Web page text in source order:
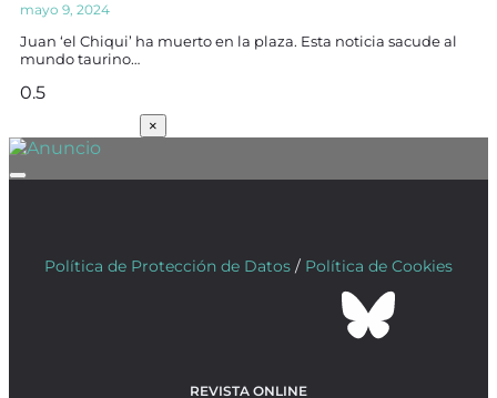
mayo 9, 2024
Juan ‘el Chiqui’ ha muerto en la plaza. Esta noticia sacude al
mundo taurino…
×
Política de Protección de Datos / Política de Cookies
REVISTA ONLINE